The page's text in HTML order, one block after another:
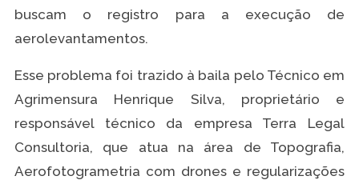
buscam o registro para a execução de
aerolevantamentos.
Esse problema foi trazido à baila pelo Técnico em
Agrimensura Henrique Silva, proprietário e
responsável técnico da empresa Terra Legal
Consultoria, que atua na área de Topografia,
Aerofotogrametria com drones e regularizações